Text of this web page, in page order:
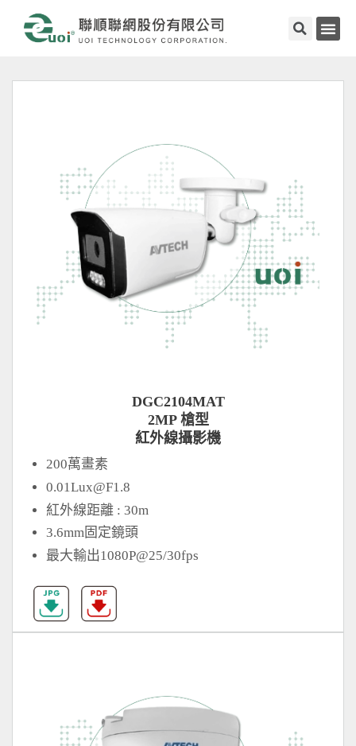
DGC2104MAT
2MP 槍型
紅外線攝影機
200萬畫素
0.01Lux@F1.8
紅外線距離 : 30m
3.6mm固定鏡頭
最大輸出1080P@25/30fps